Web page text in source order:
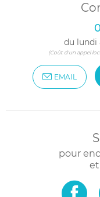
du lundi
(Coût d'un appel
EMAIL
pour
et